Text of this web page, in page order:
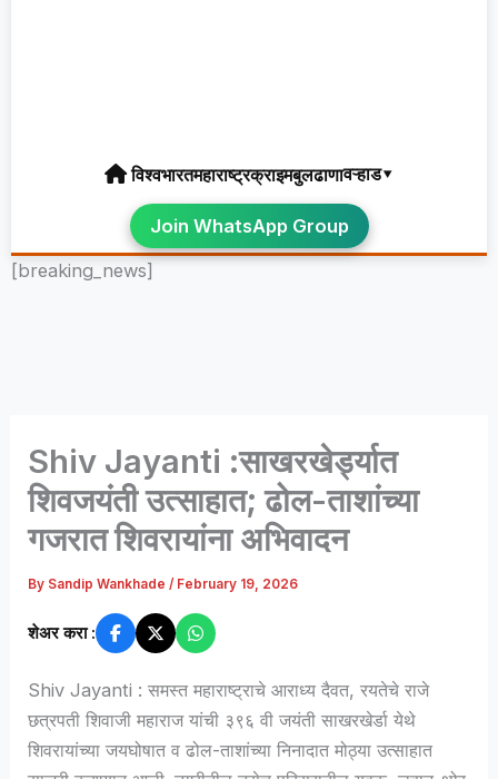
विश्वभारतमहाराष्ट्रक्राइमबुलढाणावऱ्हाड▾
Join WhatsApp Group
[breaking_news]
Shiv Jayanti :साखरखेर्ड्यात
शिवजयंती उत्साहात; ढोल-ताशांच्या
गजरात शिवरायांना अभिवादन
By Sandip Wankhade/ February 19, 2026
शेअर करा :
Shiv Jayanti : समस्त महाराष्ट्राचे आराध्य दैवत, रयतेचे राजे
छत्रपती शिवाजी महाराजयांची ३९६ वी जयंती साखरखेर्डा येथे
शिवरायांच्या जयघोषात व ढोल-ताशांच्या निनादात मोठ्या उत्साहात